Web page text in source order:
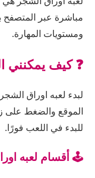
مباشرة عبر المتصفح
ومستويات المهارة.
❓ كيف يمكنني
لبدء لعبه اوراق
الموقع والضغط على
للبدء في اللعب فورًا.
🕹️ أقسام لعبه